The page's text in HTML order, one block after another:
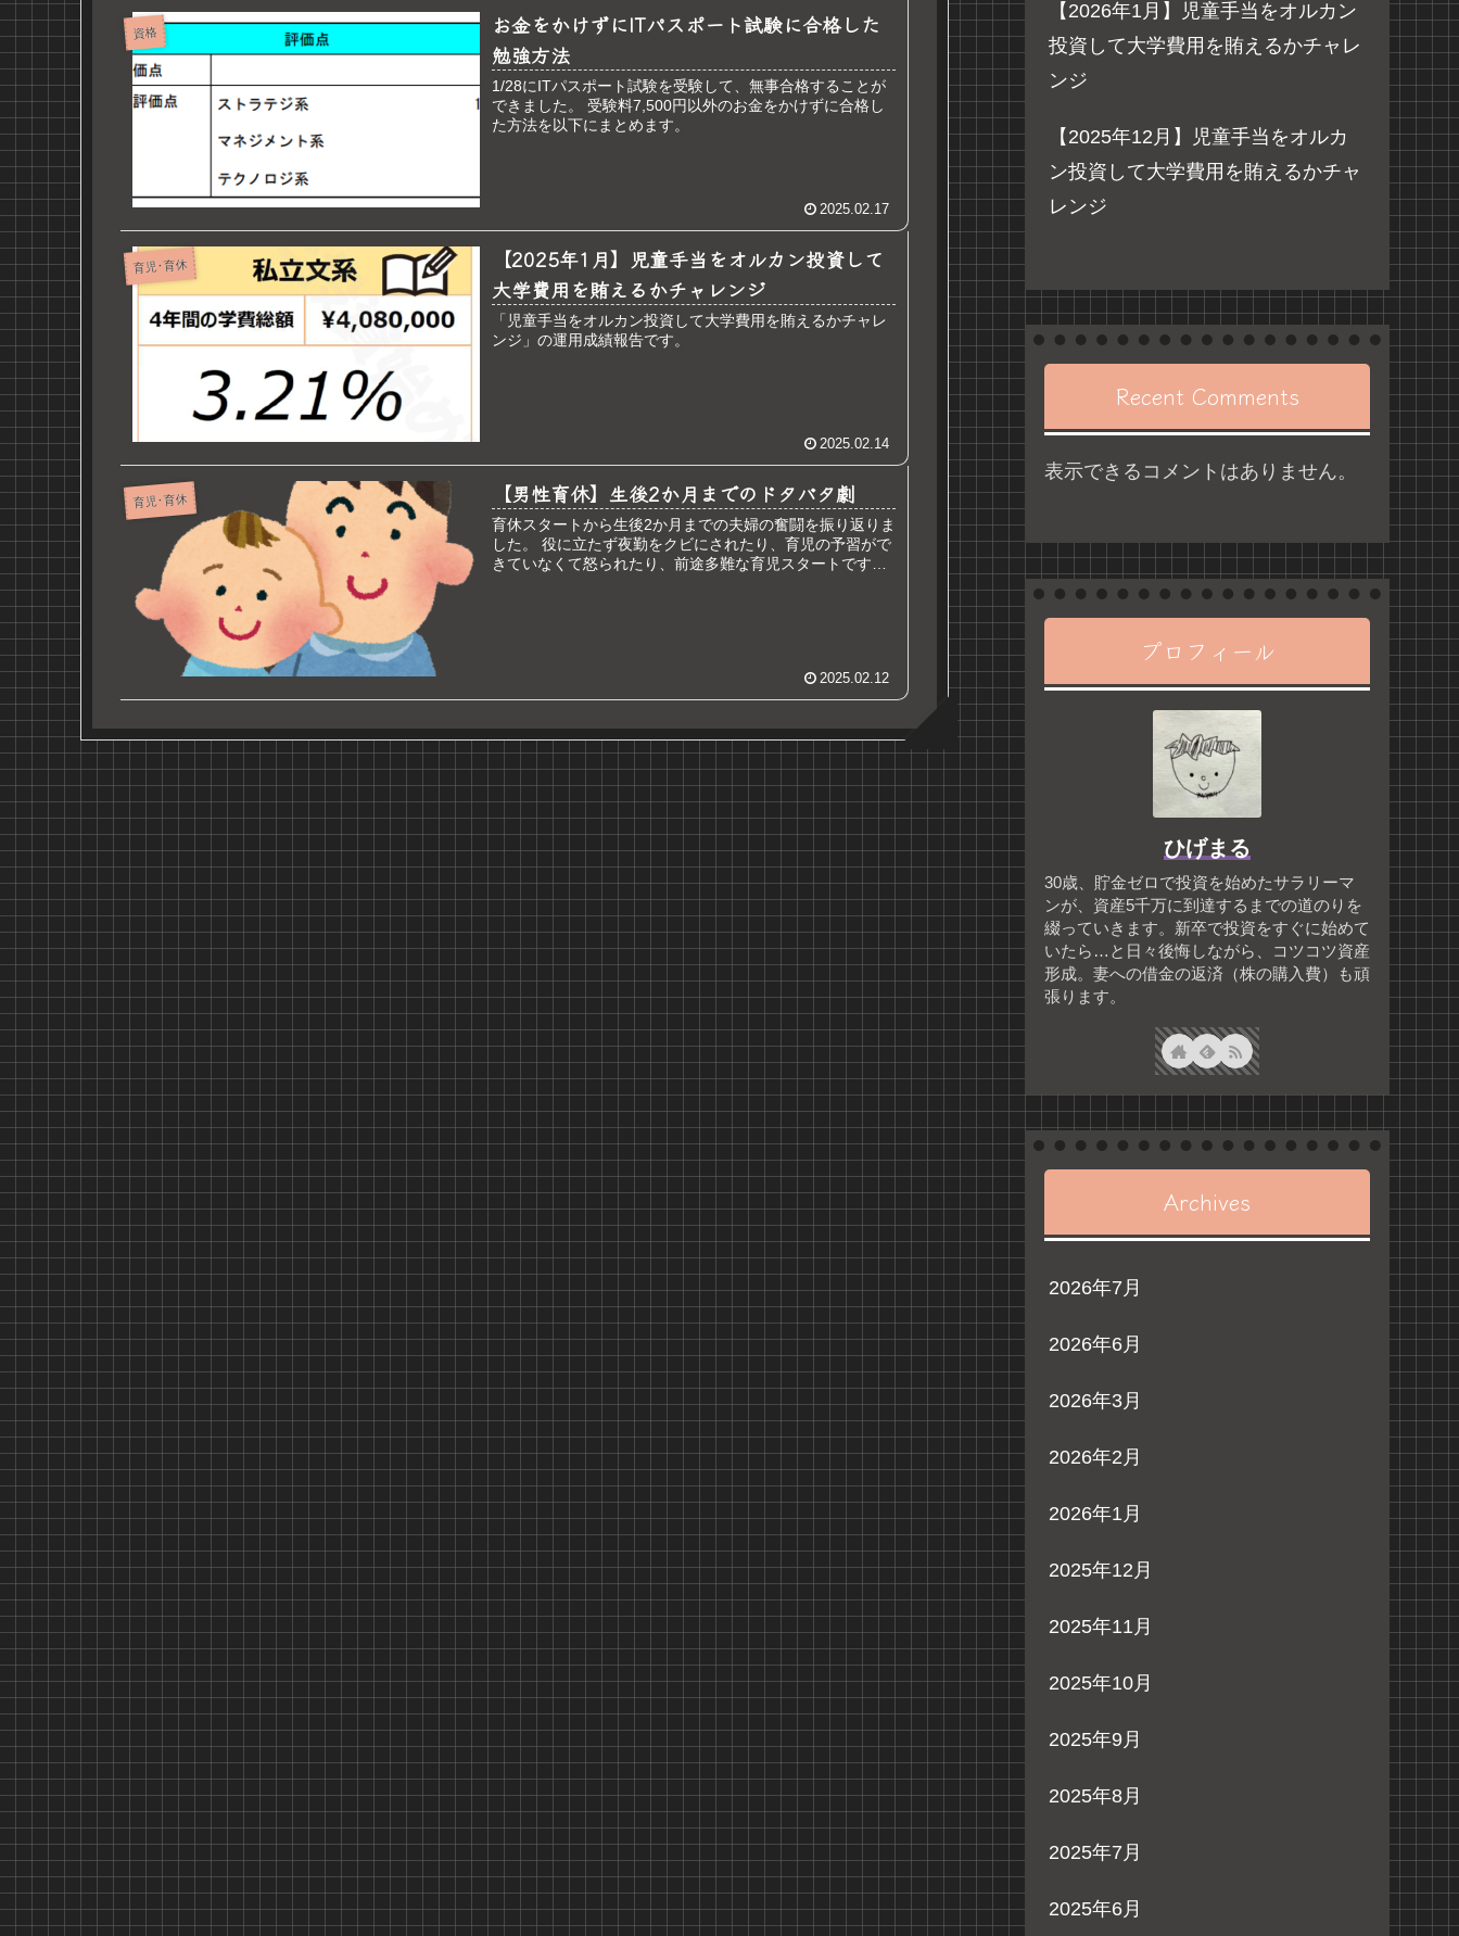
資格
お金をかけずにITパスポート試験に合格した
勉強方法
1/28にITパスポート試験を受験して、無事合格することが
できました。 受験料7,500円以外のお金をかけずに合格し
た方法を以下にまとめます。
2025.02.17
育児･育休
【2025年1月】児童手当をオルカン投資して
大学費用を賄えるかチャレンジ
「児童手当をオルカン投資して大学費用を賄えるかチャレ
ンジ」の運用成績報告です。
2025.02.14
育児･育休 【男性育休】生後2か月までのドタバタ劇
育休スタートから生後2か月までの夫婦の奮闘を振り返りま
した。 役に立たず夜勤をクビにされたり、育児の予習がで
きていなくて怒られたり、前途多難な育児スタートです…
2025.02.12
【2026年1月】児童手当をオルカン
投資して大学費用を賄えるかチャレ
ンジ
【2025年12月】児童手当をオルカ
ン投資して大学費用を賄えるかチャ
レンジ
Recent Comments
表示できるコメントはありません。
プロフィール
ひげまる
30歳、貯金ゼロで投資を始めたサラリーマ
ンが、資産5千万に到達するまでの道のりを
綴っていきます。新卒で投資をすぐに始めて
いたら…と日々後悔しながら、コツコツ資産
形成。妻への借金の返済（株の購入費）も頑
張ります。
Archives
2026年7月
2026年6月
2026年3月
2026年2月
2026年1月
2025年12月
2025年11月
2025年10月
2025年9月
2025年8月
2025年7月
2025年6月